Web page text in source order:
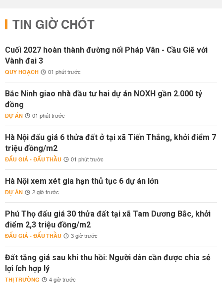
TIN GIỜ CHÓT
Cuối 2027 hoàn thành đường nối Pháp Vân - Cầu Giẽ với
Vành đai 3
QUY HOẠCH 01 phút trước
Bắc Ninh giao nhà đầu tư hai dự án NOXH gần 2.000 tỷ
đồng
DỰ ÁN 01 phút trước
Hà Nội đấu giá 6 thửa đất ở tại xã Tiến Thắng, khởi điểm 7
triệu đồng/m2
ĐẤU GIÁ - ĐẤU THẦU 01 phút trước
Hà Nội xem xét gia hạn thủ tục 6 dự án lớn
DỰ ÁN 2 giờ trước
Phú Thọ đấu giá 30 thửa đất tại xã Tam Dương Bắc, khởi
điểm 2,3 triệu đồng/m2
ĐẤU GIÁ - ĐẤU THẦU 3 giờ trước
Đất tăng giá sau khi thu hồi: Người dân cần được chia sẻ
lợi ích hợp lý
THỊ TRƯỜNG 4 giờ trước